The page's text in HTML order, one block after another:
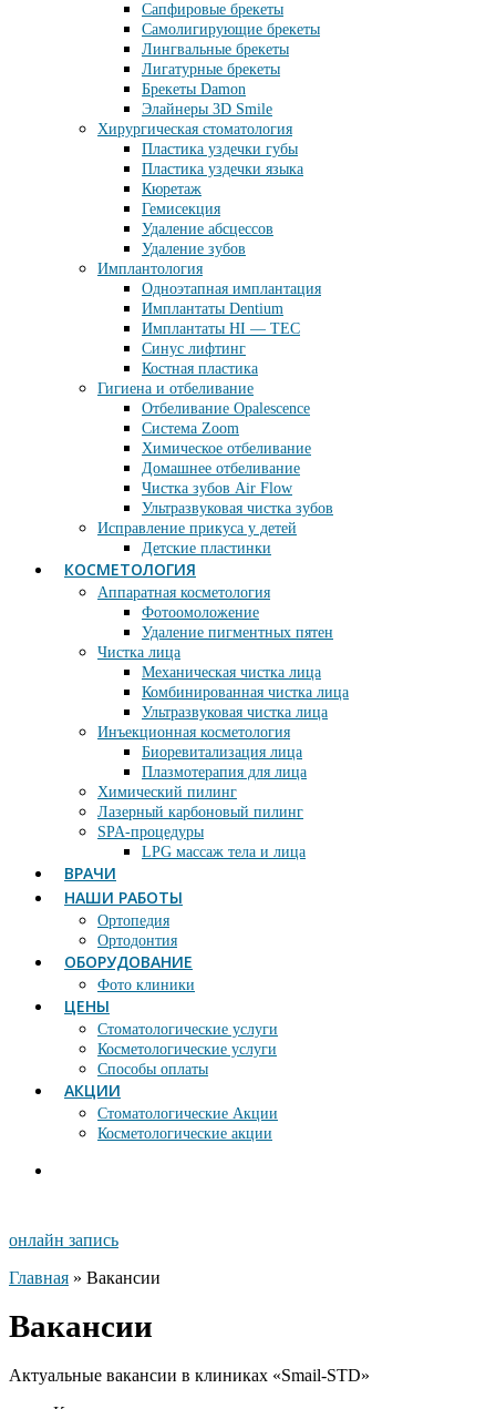
Сапфировые брекеты
Самолигирующие брекеты
Лингвальные брекеты
Лигатурные брекеты
Брекеты Damon
Элайнеры 3D Smile
Хирургическая стоматология
Пластика уздечки губы
Пластика уздечки языка
Кюретаж
Гемисекция
Удаление абсцессов
Удаление зубов
Имплантология
Одноэтапная имплантация
Имплантаты Dentium
Имплантаты HI — TEC
Синус лифтинг
Костная пластика
Гигиена и отбеливание
Отбеливание Opalescence
Система Zoom
Химическое отбеливание
Домашнее отбеливание
Чистка зубов Air Flow
Ультразвуковая чистка зубов
Исправление прикуса у детей
Детские пластинки
КОСМЕТОЛОГИЯ
Аппаратная косметология
Фотоомоложение
Удаление пигментных пятен
Чистка лица
Механическая чистка лица
Комбинированная чистка лица
Ультразвуковая чистка лица
Инъекционная косметология
Биоревитализация лица
Плазмотерапия для лица
Химический пилинг
Лазерный карбоновый пилинг
SPA-процедуры
LPG массаж тела и лица
ВРАЧИ
НАШИ РАБОТЫ
Ортопедия
Ортодонтия
ОБОРУДОВАНИЕ
Фото клиники
ЦЕНЫ
Стоматологические услуги
Косметологические услуги
Способы оплаты
АКЦИИ
Стоматологические Акции
Косметологические акции
онлайн запись
Главная » Вакансии
Вакансии
Актуальные вакансии в клиниках «Smail-STD»